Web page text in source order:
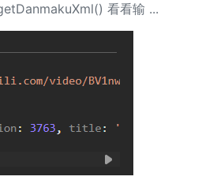
看看输 ...